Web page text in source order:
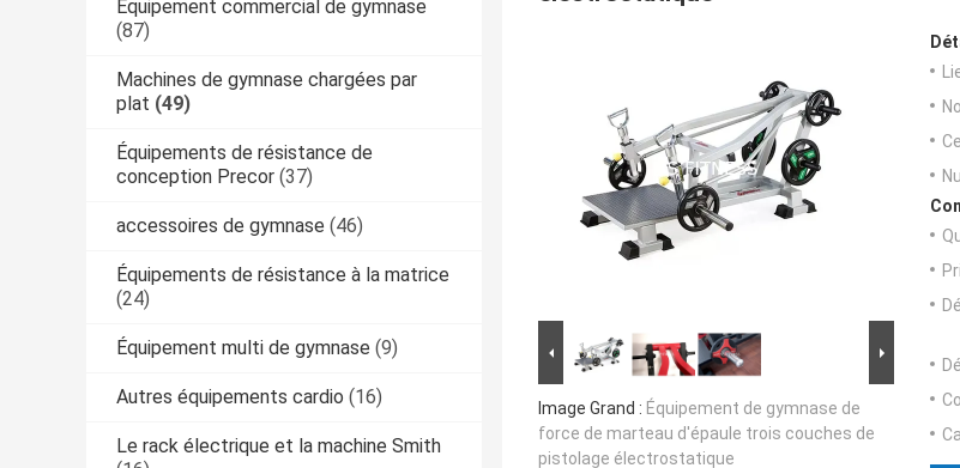
Équipement commercial de gymnase
(87)
Machines de gymnase chargées par
plat (49)
Équipements de résistance de
conception Precor (37)
accessoires de gymnase (46)
Équipements de résistance à la matrice
(24)
Équipement multi de gymnase (9)
Autres équipements cardio (16)
Le rack électrique et la machine Smith
Image Grand : Équipement de gymnase de
force de marteau d'épaule trois couches de
pistolage électrostatique